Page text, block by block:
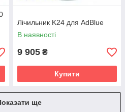
Лічильник K24 для AdBlue
В наявності
9 905 ₴
Купити
ще